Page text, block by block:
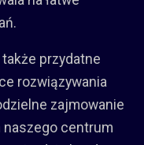
przydatne
rozwiązywania
zajmowanie
naszego centrum